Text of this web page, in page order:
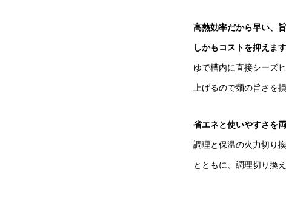
高熱効率だから早い、旨
しかもコストを抑えます
ゆで槽内に直接シーズ
上げるので麺の旨さを
省エネと使いやすさを
調理と保温の火力切り
とともに、調理切り換